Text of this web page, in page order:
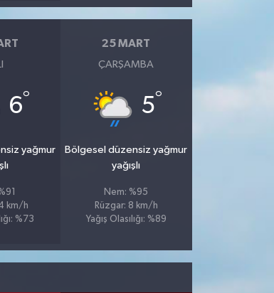
6°
yağmur
km/h
%73
25 MART
ÇARŞAMBA
5°
Bölgesel düzensiz yağmur
yağışlı
Nem: %95
Rüzgar: 8 km/h
Yağış Olasılığı: %89